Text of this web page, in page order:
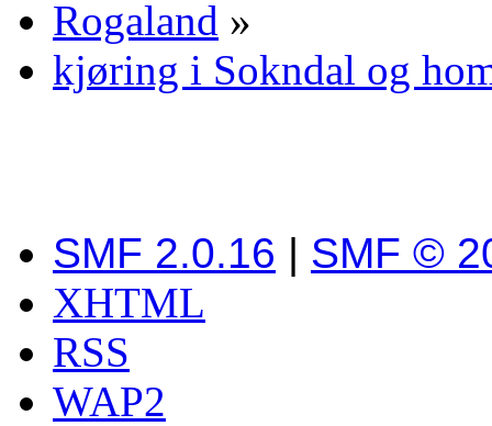
Rogaland »
kjøring i Sokndal og
SMF 2.0.16 | SMF ©
XHTML
RSS
WAP2